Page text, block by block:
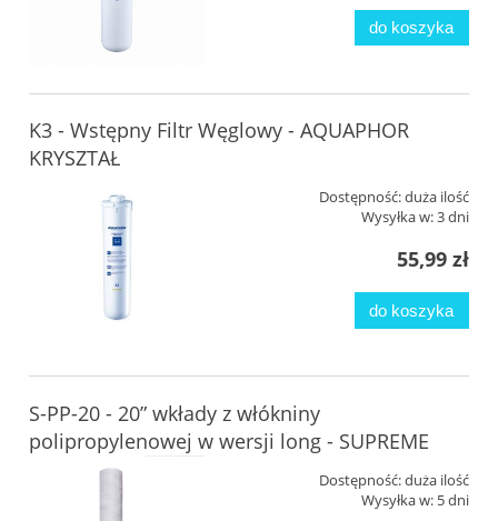
do koszyka
K3 - Wstępny Filtr Węglowy - AQUAPHOR
KRYSZTAŁ
Dostępność:duża ilość
Wysyłka w:3 dni
55,99 zł
do koszyka
S-PP-20 - 20” wkłady z włókniny
polipropylenowej w wersji long - SUPREME
Dostępność:duża ilość
Wysyłka w: 5 dni